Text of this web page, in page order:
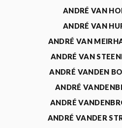
ANDRÉ VAN
ANDRÉ VAN
ANDRÉ VAN
ANDRÉ VAN
ANDRÉ VANDEN
ANDRÉ
ANDRÉ
ANDRÉ VANDER